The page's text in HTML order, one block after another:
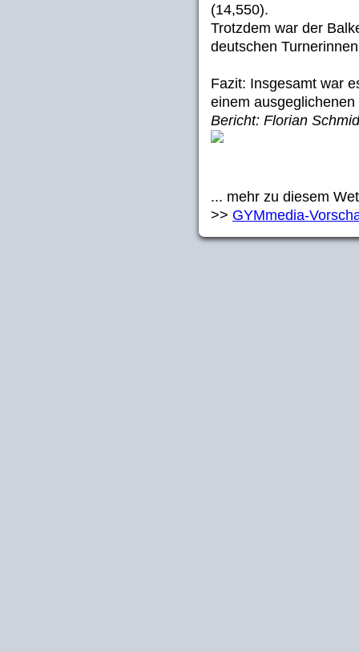
(14,550).
Trotzdem war der
deutschen
Fazit: Insgesamt war
einem
Bericht: Florian
... mehr zu diesem
>> GYMmedia-